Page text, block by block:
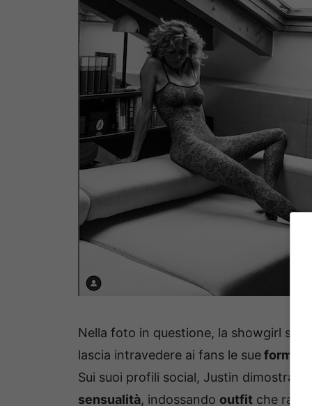
Nella foto in questione, la showgirl si
lascia intravedere ai fans le sueforme
Sui suoi profili social, Justin dimostra
sensualità, indossando outfit che